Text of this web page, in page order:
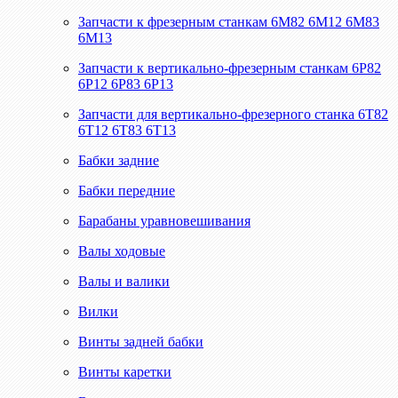
Запчасти к фрезерным станкам 6М82 6М12 6М83
6М13
Запчасти к вертикально-фрезерным станкам 6Р82
6Р12 6Р83 6Р13
Запчасти для вертикально-фрезерного станка 6Т82
6Т12 6Т83 6Т13
Бабки задние
Бабки передние
Барабаны уравновешивания
Валы ходовые
Валы и валики
Вилки
Винты задней бабки
Винты каретки